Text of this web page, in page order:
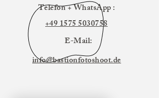
+49 1575 5030758
Telefon + WhatsApp :
info@bastionfotoshoot.de
E-Mail: